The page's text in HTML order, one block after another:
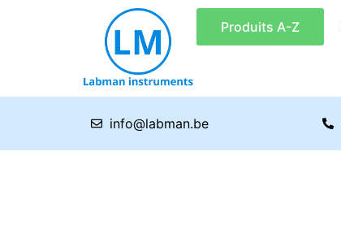
Produits A-Z
info@labman.be